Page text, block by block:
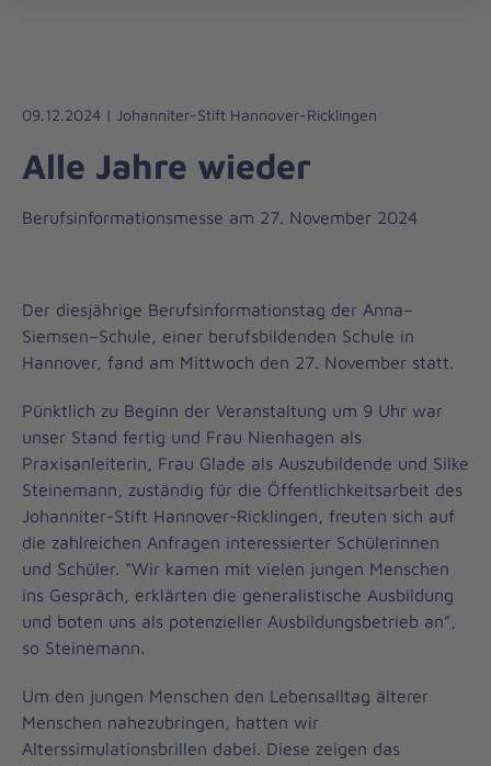
Liebe
Leben
09.12.2024 | Johanniter-Stift Hannover-Ricklingen
Alle Jahre wieder
Berufsinformationsmesse am 27. November 2024
Der diesjährige Berufsinformationstag der Anna–
Siemsen–Schule, einer berufsbildenden Schule in
Hannover, fand am Mittwoch den 27. November statt.
Pünktlich zu Beginn der Veranstaltung um 9 Uhr war
unser Stand fertig und Frau Nienhagen als
Praxisanleiterin, Frau Glade als Auszubildende und Silke
Steinemann, zuständig für die Öffentlichkeitsarbeit des
Johanniter-Stift Hannover-Ricklingen, freuten sich auf
die zahlreichen Anfragen interessierter Schülerinnen
und Schüler. “Wir kamen mit vielen jungen Menschen
ins Gespräch, erklärten die generalistische Ausbildung
und boten uns als potenzieller Ausbildungsbetrieb an”,
so Steinemann.
Um den jungen Menschen den Lebensalltag älterer
Menschen nahezubringen, hatten wir
Alterssimulationsbrillen dabei. Diese zeigen das